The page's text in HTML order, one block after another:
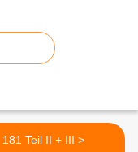
181 Teil II + III >